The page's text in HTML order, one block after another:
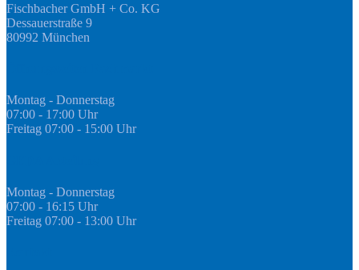
Fischbacher GmbH + Co. KG
Dessauerstraße 9
80992 München
Montag - Donnerstag
07:00 - 17:00 Uhr
Freitag 07:00 - 15:00 Uhr
Montag - Donnerstag
07:00 - 16:15 Uhr
Freitag 07:00 - 13:00 Uhr